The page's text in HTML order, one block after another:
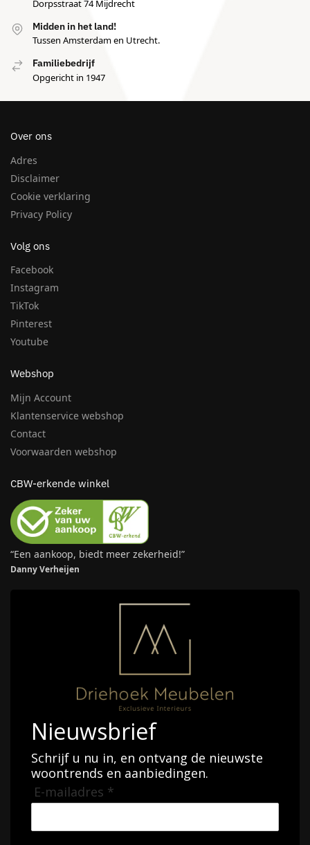
Dorpsstraat 74 Mijdrecht
Midden in het land!
Tussen Amsterdam en Utrecht.
Familiebedrijf
Opgericht in 1947
Over ons
Adres
Disclaimer
Cookie verklaring
Privacy Policy
Volg ons
Facebook
Instagram
TikTok
Pinterest
Youtube
Webshop
Mijn Account
Klantenservice webshop
Contact
Voorwaarden webshop
CBW-erkende winkel
“Een aankoop, biedt meer zekerheid!”
Danny Verheijen
Nieuwsbrief
Schrijf u nu in, en ontvang de nieuwste
woontrends en aanbiedingen.
E-mailadres *